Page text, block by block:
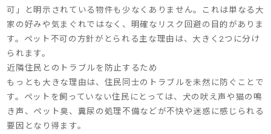
可」と明示されている物件も少なくありません。これは単なる大
家の好みや気まぐれではなく、明確なリスク回避の目的がありま
す。ペット不可の方針がとられる主な理由は、大きく2つに分け
られます。
近隣住民とのトラブルを防止するため
もっとも大きな理由は、住民同士のトラブルを未然に防ぐことで
す。ペットを飼っていない住民にとっては、犬の吠え声や猫の鳴
き声、ペット臭、糞尿の処理不備などが不快や迷惑に感じられる
要因となり得ます。